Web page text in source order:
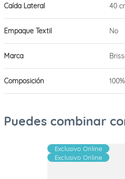
Caída Lateral 40
Empaque Textil No
Marca
Composición
Puedes combinar
Exclusivo Online
Exclusivo Online